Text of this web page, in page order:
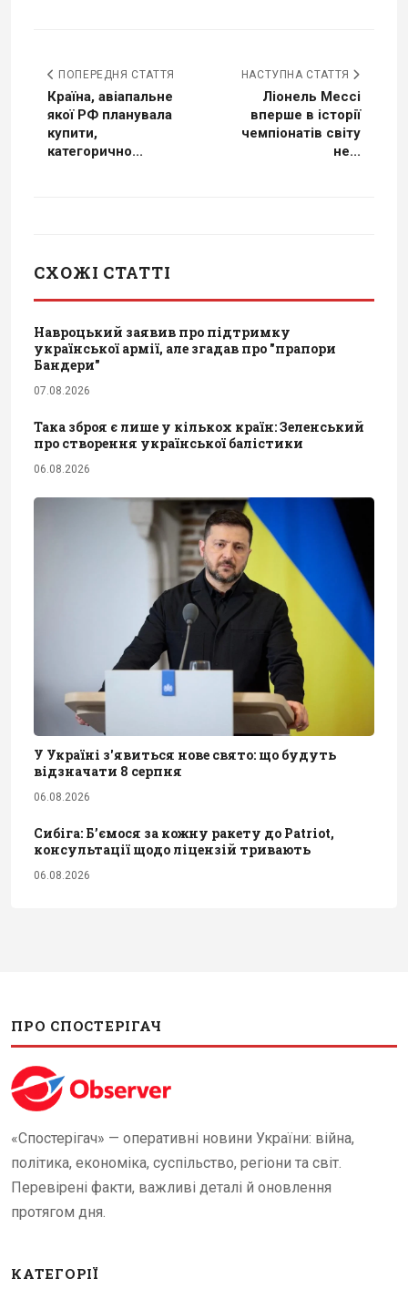
ПОПЕРЕДНЯ СТАТТЯ
Країна, авіапальне
якої РФ планувала
купити,
категорично...
НАСТУПНА СТАТТЯ
Ліонель Мессі
вперше в історії
чемпіонатів світу
не...
СХОЖІ СТАТТІ
Навроцький заявив про підтримку
української армії, але згадав про "прапори
Бандери"
07.08.2026
Така зброя є лише у кількох країн: Зеленський
про створення української балістики
06.08.2026
У Україні з'явиться нове свято: що будуть
відзначати 8 серпня
06.08.2026
Сибіга: Б’ємося за кожну ракету до Patriot,
консультації щодо ліцензій тривають
06.08.2026
ПРО СПОСТЕРІГАЧ
«Спостерігач» — оперативні новини України: війна,
політика, економіка, суспільство, регіони та світ.
Перевірені факти, важливі деталі й оновлення
протягом дня.
КАТЕГОРІЇ